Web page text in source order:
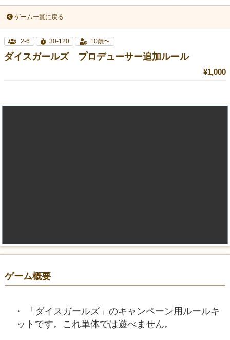
ゲーム一覧に戻る
2-6 30-120 10歳〜
ダイスガールズ プロデューサー追加ルール
¥1,000
ゲーム概要
「ダイスガールズ」のキャンペーン用ルールキ
ットです。これ単体では遊べません。